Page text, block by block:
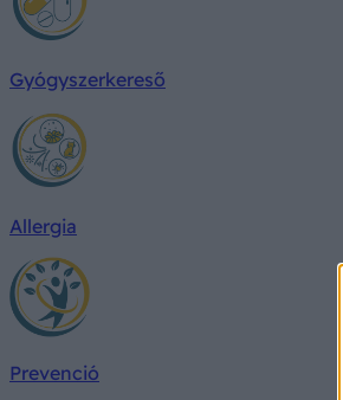
Gyógyszerkereső
Allergia
Prevenció